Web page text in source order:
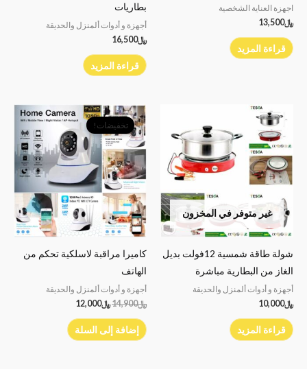
اجهزة العناية الشخصية
﷼13,500
قراءة المزيد
بطاريات
أجهزة و أدوات ألمنزل والحديقة
﷼16,500
قراءة المزيد
غير متوفر في المخزون
شولة طاقة شمسية 12فولت بديل
الغاز من البطارية مباشرة
أجهزة و أدوات ألمنزل والحديقة
﷼10,000
قراءة المزيد
تخفيضات!
كاميرا مراقبة لاسلكية تحكم من
الهاتف
أجهزة و أدوات ألمنزل والحديقة
﷼14,900
السعر
الأصلي
هو:
﷼14,900.
﷼12,000
السعر
الحالي
هو:
﷼12,000.
إضافة إلى السلة